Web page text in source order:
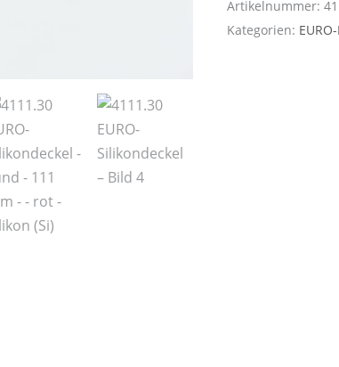
Artikelnummer:
Kategorien: